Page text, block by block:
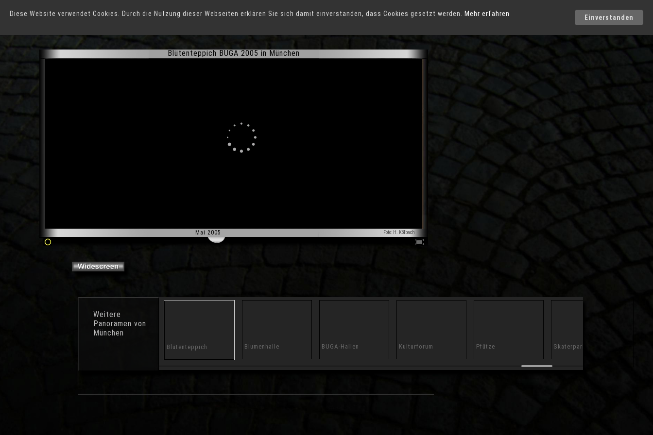
Einverstanden
Diese Website verwendet Cookies. Durch die Nutzung dieser Webseiten erklären Sie sich damit einverstanden, dass Cookies gesetzt werden. Mehr erfahren
BUGA 2005 in München
Städte
Photo-Service
Blütenteppich BUGA 2005 in München
Foto: H. Kölbach
Mai 2005
Weitere
Panoramen von
München
Blütenteppich Blumenhalle BUGA-Hallen Kulturforum Pfütze Skaterpark